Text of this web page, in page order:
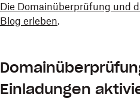
Die Domainüberprüfung und
Blog erleben.
Einladungen